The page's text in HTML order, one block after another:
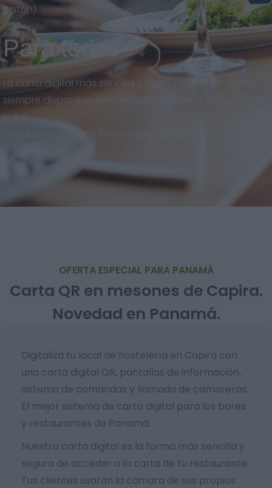
botón).
Para todos
La carta digital más sencilla y rápida de utilizar. Menú
siempre disponible en nuestra plataforma segura en la
nube.
La carta digital más innovadora de Panamá.
OFERTA ESPECIAL PARA PANAMÁ
Carta QR en mesones de Capira.
Novedad en Panamá.
Digitaliza tu local de hostelería en Capira con
una carta digital QR, pantallas de información,
sistema de comandas y llamada de camareros.
El mejor sistema de carta digital para los bares
y restaurantes de Panamá.
Nuestra carta digital es la forma más sencilla y
segura de acceder a la carta de tu restaurante.
Tus clientes usarán la cámara de sus propios